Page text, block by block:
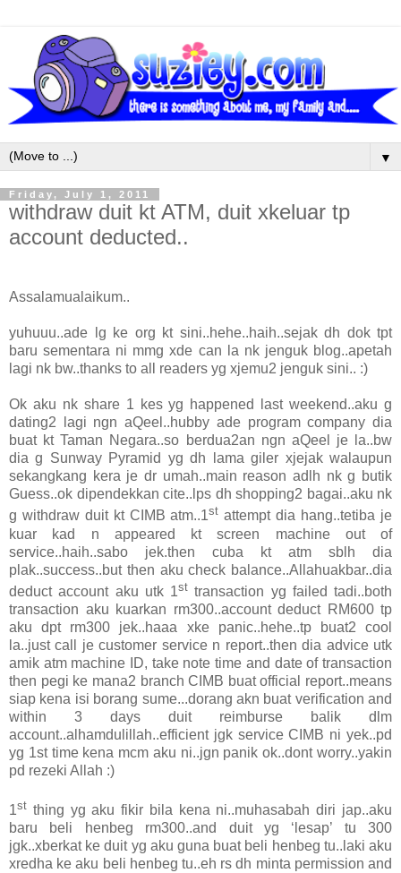
▼
Friday, July 1, 2011
withdraw duit kt ATM, duit xkeluar tp
account deducted..
Assalamualaikum..
yuhuuu..ade lg ke org kt sini..hehe..haih..sejak dh dok tpt
baru sementara ni mmg xde can la nk jenguk blog..apetah
lagi nk bw..thanks to all readers yg xjemu2 jenguk sini.. :)
Ok aku nk share 1 kes yg happened last weekend..aku g
dating2 lagi ngn aQeel..hubby ade program company dia
buat kt Taman Negara..so berdua2an ngn aQeel je la..bw
dia g Sunway Pyramid yg dh lama giler xjejak walaupun
sekangkang kera je dr umah..main reason adlh nk g butik
Guess..ok dipendekkan cite..lps dh shopping2 bagai..aku nk
g withdraw duit kt CIMB atm..1st attempt dia hang..tetiba je
kuar kad n appeared kt screen machine out of
service..haih..sabo jek.then cuba kt atm sblh dia
plak..success..but then aku check balance..Allahuakbar..dia
deduct account aku utk 1st transaction yg failed tadi..both
transaction aku kuarkan rm300..account deduct RM600 tp
aku dpt rm300 jek..haaa xke panic..hehe..tp buat2 cool
la..just call je customer service n report..then dia advice utk
amik atm machine ID, take note time and date of transaction
then pegi ke mana2 branch CIMB buat official report..means
siap kena isi borang sume...dorang akn buat verification and
within 3 days duit reimburse balik dlm
account..alhamdulillah..efficient jgk service CIMB ni yek..pd
yg 1st time kena mcm aku ni..jgn panik ok..dont worry..yakin
pd rezeki Allah :)
1st thing yg aku fikir bila kena ni..muhasabah diri jap..aku
baru beli henbeg rm300..and duit yg ‘lesap’ tu 300
jgk..xberkat ke duit yg aku guna buat beli henbeg tu..laki aku
xredha ke aku beli henbeg tu..eh rs dh minta permission and